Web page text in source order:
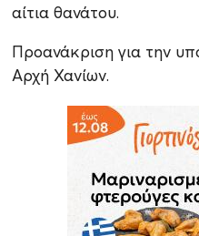
αίτια θανάτου.
Προανάκριση για την
Αρχή Χανίων.